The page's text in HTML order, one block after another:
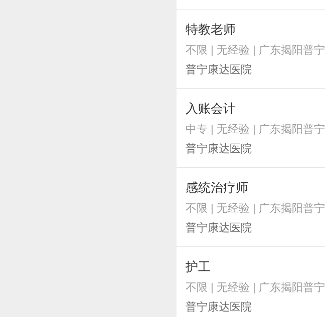
特教老师
不限 | 无经验 | 广东揭阳普宁
普宁康达医院
入账会计
中专 | 无经验 | 广东揭阳普宁
普宁康达医院
感统治疗师
不限 | 无经验 | 广东揭阳普宁
普宁康达医院
护工
不限 | 无经验 | 广东揭阳普宁
普宁康达医院